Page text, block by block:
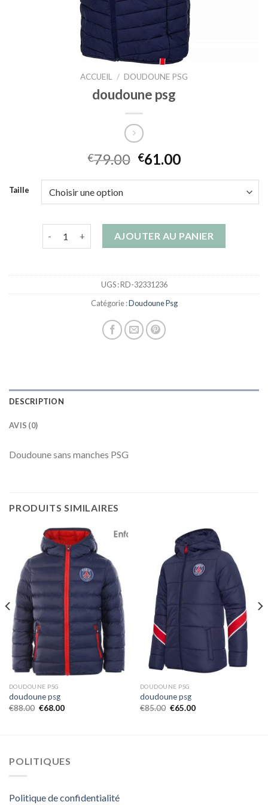
ACCUEIL / DOUDOUNE PSG
doudoune psg
€79.00 €61.00
Taille
quantité de doudoune psgAJOUTER AU PANIER
UGS :RD-32331236
Catégorie :Doudoune Psg
DESCRIPTION
AVIS (0)
Doudoune sans manches PSG
PRODUITS SIMILAIRES
DOUDOUNE PSG
doudoune psg
€88.00 €68.00
DOUDOUNE PSG
doudoune psg
€85.00 €65.00
POLITIQUES
Politique de confidentialité